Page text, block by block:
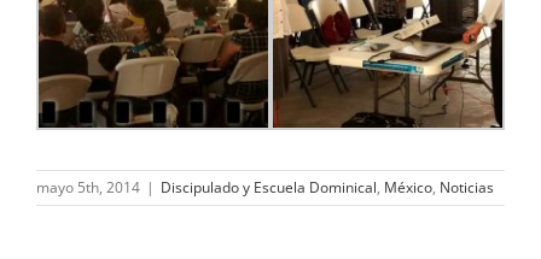
mayo 5th, 2014 | Discipulado y Escuela Dominical, México, Noticias